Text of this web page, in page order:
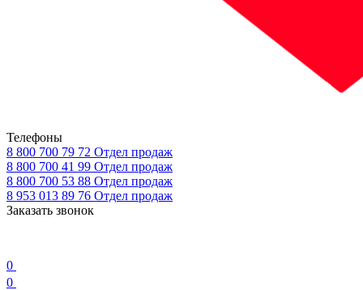
Телефоны
8 800 700 79 72 Отдел продаж
8 800 700 41 99 Отдел продаж
8 800 700 53 88 Отдел продаж
8 953 013 89 76 Отдел продаж
Заказать звонок
0
0